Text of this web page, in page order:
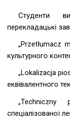
Студенти
перекладацькі
„Przetłumacz
культурного
„Lokalizacja
еквівалентного
спеціалізованої